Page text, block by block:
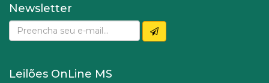
Newsletter
Leilões OnLine MS